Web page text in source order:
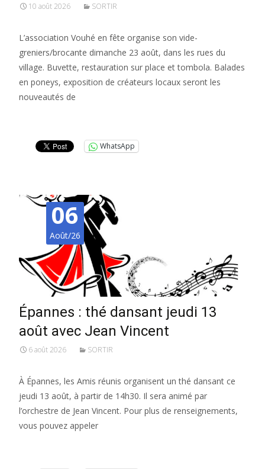
10 août 2026 SORTIR
L’association Vouhé en fête organise son vide-
greniers/brocante dimanche 23 août, dans les rues du
village. Buvette, restauration sur place et tombola. Balades
en poneys, exposition de créateurs locaux seront les
nouveautés de
WhatsApp
06
Août/26
Épannes : thé dansant jeudi 13
août avec Jean Vincent
6 août 2026 SORTIR
À Épannes, les Amis réunis organisent un thé dansant ce
jeudi 13 août, à partir de 14h30. Il sera animé par
l’orchestre de Jean Vincent. Pour plus de renseignements,
vous pouvez appeler